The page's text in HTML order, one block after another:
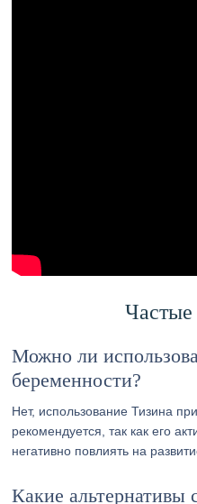
Можно ли
беременности?
Нет, использование Тизина
рекомендуется, так как его
негативно повлиять на
Какие альтернативы